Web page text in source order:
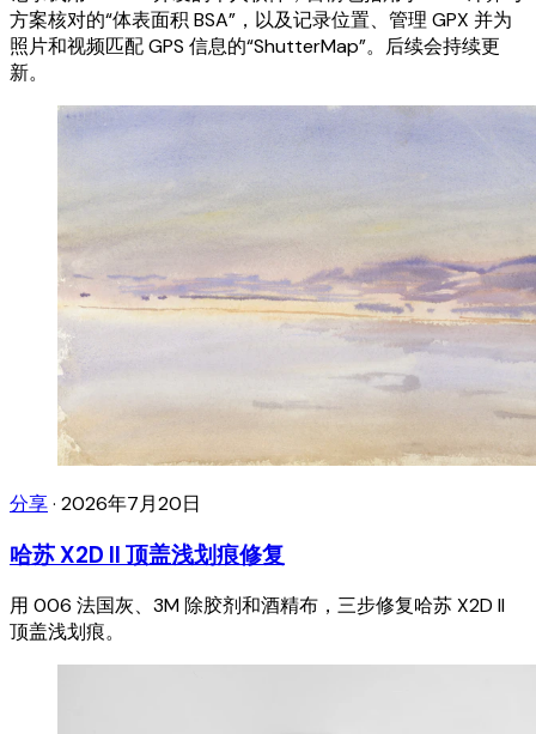
方案核对的“体表面积 BSA”，以及记录位置、管理 GPX 并为
照片和视频匹配 GPS 信息的“ShutterMap”。后续会持续更
新。
分享· 2026年7月20日
哈苏 X2D II 顶盖浅划痕修复
用 006 法国灰、3M 除胶剂和酒精布，三步修复哈苏 X2D II
顶盖浅划痕。